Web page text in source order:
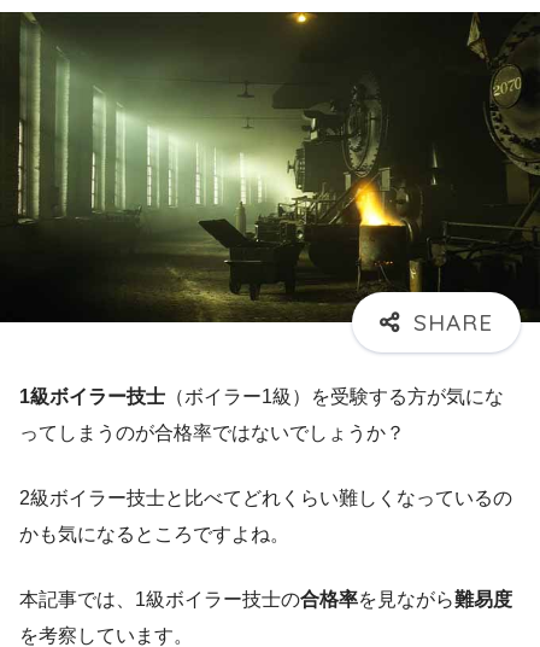
1級ボイラー技士 （ボイラー1級）を受験する方が気にな
ってしまうのが合格率ではないでしょうか？
2級ボイラー技士と比べてどれくらい難しくなっているの
かも気になるところですよね。
本記事では、1級ボイラー技士の合格率を見ながら難易度
を考察しています。